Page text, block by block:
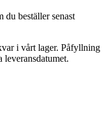
du beställer senast
i vårt lager. Påfyllning
leveransdatumet.